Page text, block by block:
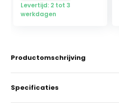
Levertijd: 2 tot 3
werkdagen
Productomschrijving
Specificaties